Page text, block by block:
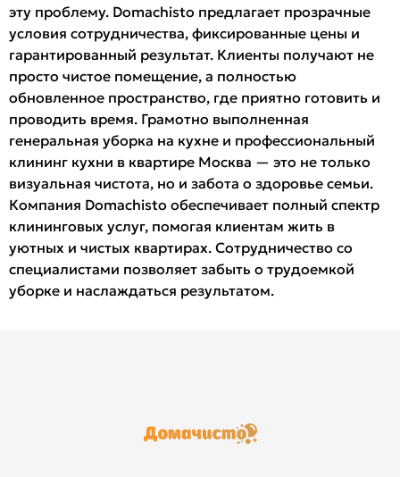
эту проблему. Domachisto предлагает прозрачные
условия сотрудничества, фиксированные цены и
гарантированный результат. Клиенты получают не
просто чистое помещение, а полностью
обновленное пространство, где приятно готовить и
проводить время. Грамотно выполненная
генеральная уборка на кухне и профессиональный
клининг кухни в квартире Москва — это не только
визуальная чистота, но и забота о здоровье семьи.
Компания Domachisto обеспечивает полный спектр
клининговых услуг, помогая клиентам жить в
уютных и чистых квартирах. Сотрудничество со
специалистами позволяет забыть о трудоемкой
уборке и наслаждаться результатом.